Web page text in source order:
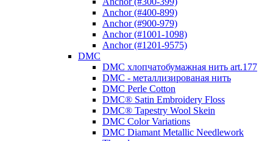
Anchor (#400-899)
Anchor (#900-979)
Anchor (#1001-1098)
Anchor (#1201-9575)
DMC
DMC хлопчатобумажная нить art.177
DMC - металлизированая нить
DMC Perle Cotton
DMC® Satin Embroidery Floss
DMC® Tapestry Wool Skein
DMC Color Variations
DMC Diamant Metallic Needlework